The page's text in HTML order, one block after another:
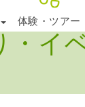
体験・ツアー
・イ